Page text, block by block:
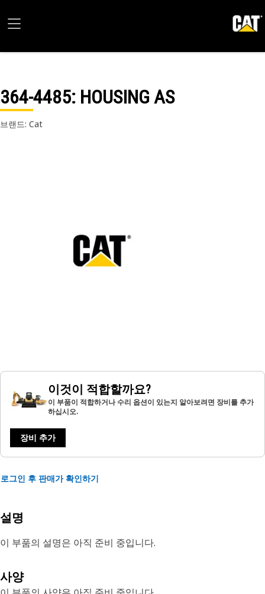
364-4485: HOUSING AS
브랜드: Cat
이것이 적합할까요?
이 부품이 적합하거나 수리 옵션이 있는지 알아보려면 장비를 추가
하십시오.
장비 추가
로그인 후 판매가 확인하기
설명
이 부품의 설명은 아직 준비 중입니다.
사양